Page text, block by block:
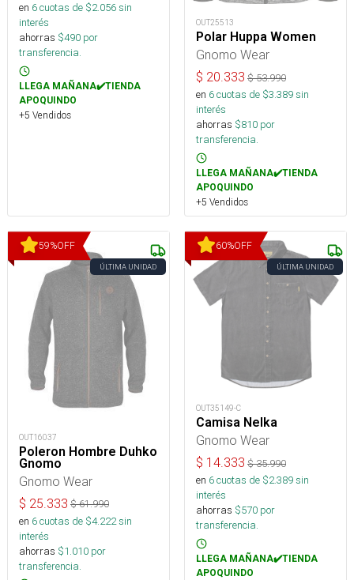
en 6cuotas de $2.056sin
interés
ahorras $490 por
transferencia.
LLEGA MAÑANA✔️TIENDA
APOQUINDO
+5 Vendidos
OUT25513
Polar Huppa Women
Gnomo Wear
$ 20.333 $53.990
en 6cuotas de $3.389sin
interés
ahorras $810 por
transferencia.
LLEGA MAÑANA✔️TIENDA
APOQUINDO
+5 Vendidos
59%OFF
ÚLTIMA UNIDAD
OUT16037
Poleron Hombre Duhko
Gnomo
Gnomo Wear
$ 25.333 $61.990
en 6cuotas de $4.222sin
interés
ahorras $1.010 por
transferencia.
60%OFF
ÚLTIMA UNIDAD
OUT35149-C
Camisa Nelka
Gnomo Wear
$ 14.333 $35.990
en 6cuotas de $2.389sin
interés
ahorras $570 por
transferencia.
LLEGA MAÑANA✔️TIENDA
APOQUINDO